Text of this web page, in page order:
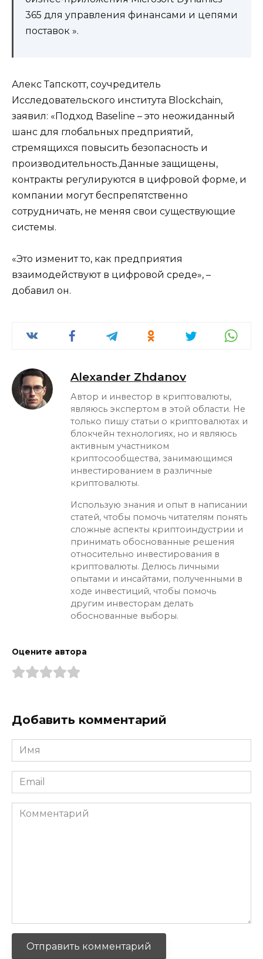
365 для управления финансами и цепями
поставок ».
Алекс Тапскотт, соучредитель
Исследовательского института Blockchain,
заявил: «Подход Baseline – это неожиданный
шанс для глобальных предприятий,
стремящихся повысить безопасность и
производительность.Данные защищены,
контракты регулируются в цифровой форме, и
компании могут беспрепятственно
сотрудничать, не меняя свои существующие
системы.
«Это изменит то, как предприятия
взаимодействуют в цифровой среде», –
добавил он.
Alexander Zhdanov
Автор и инвестор в криптовалюты,
являюсь экспертом в этой области. Не
только пишу статьи о криптовалютах и
блокчейн технологиях, но и являюсь
активным участником
криптосообщества, занимающимся
инвестированием в различные
криптовалюты.
Использую знания и опыт в написании
статей, чтобы помочь читателям понять
сложные аспекты криптоиндустрии и
принимать обоснованные решения
относительно инвестирования в
криптовалюты. Делюсь личными
опытами и инсайтами, полученными в
ходе инвестиций, чтобы помочь
другим инвесторам делать
обоснованные выборы.
Оцените автора
Добавить комментарий
Имя
*
Email
*
Комментарий